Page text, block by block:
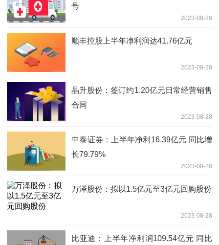
号
2023-08-28
顺丰控股上半年净利润达41.76亿元
2023-08-28
晶升股份：签订约1.20亿元日常经营销售
合同
2023-08-28
中泰证券：上半年净利16.39亿元 同比增
长79.79%
2023-08-28
万泽股份：拟以1.5亿元至3亿元回购股份
2023-08-28
比亚迪：上半年净利润109.54亿元 同比